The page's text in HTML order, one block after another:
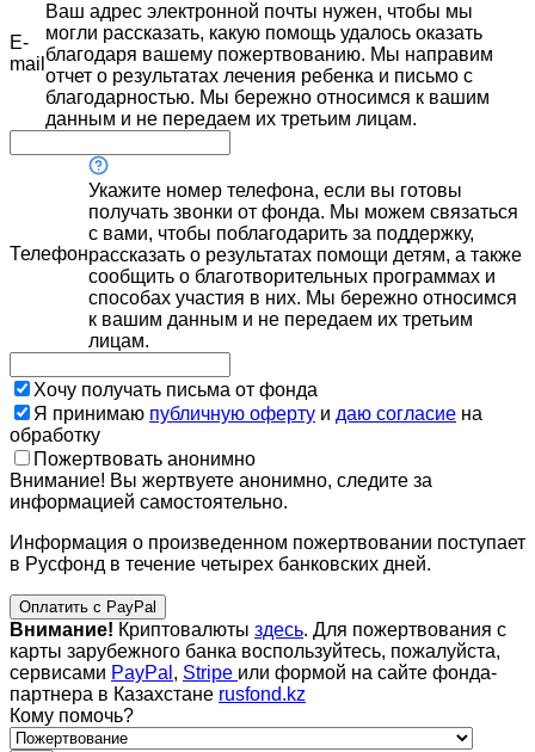
E-
mail
Ваш адрес электронной почты нужен, чтобы мы
могли рассказать, какую помощь удалось оказать
благодаря вашему пожертвованию. Мы направим
отчет о результатах лечения ребенка и письмо с
благодарностью. Мы бережно относимся к вашим
данным и не передаем их третьим лицам.
Телефон
Укажите номер телефона, если вы готовы
получать звонки от фонда. Мы можем связаться
с вами, чтобы поблагодарить за поддержку,
рассказать о результатах помощи детям, а также
сообщить о благотворительных программах и
способах участия в них. Мы бережно относимся
к вашим данным и не передаем их третьим
лицам.
Хочу получать письма от фонда
Я принимаю публичную оферту и даю согласие на
обработку
Пожертвовать анонимно
Внимание! Вы жертвуете анонимно, следите за
информацией самостоятельно.
Информация о произведенном пожертвовании поступает
в Русфонд в течение четырех банковских дней.
Оплатить с PayPal
Внимание! Криптовалюты здесь. Для пожертвования с
карты зарубежного банка воспользуйтесь, пожалуйста,
сервисами PayPal , Stripe или формой на сайте фонда-
партнера в Казахстане rusfond.kz
Кому помочь?